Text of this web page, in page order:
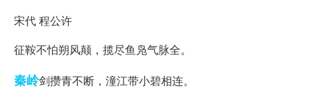
宋代 程公许
征鞍不怕朔风颠，揽尽鱼凫气脉全。
秦岭剑攒青不断，潼江带小碧相连。